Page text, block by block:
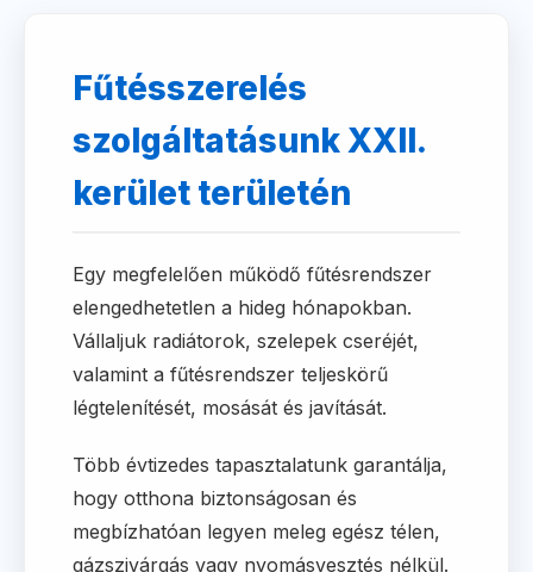
Fűtésszerelés
szolgáltatásunk XXII.
kerület területén
Egy megfelelően működő fűtésrendszer
elengedhetetlen a hideg hónapokban.
Vállaljuk radiátorok, szelepek cseréjét,
valamint a fűtésrendszer teljeskörű
légtelenítését, mosását és javítását.
Több évtizedes tapasztalatunk garantálja,
hogy otthona biztonságosan és
megbízhatóan legyen meleg egész télen,
gázszivárgás vagy nyomásvesztés nélkül.